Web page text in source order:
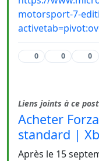
motorsport-7-
0 0 0
Liens joints à ce post
Acheter
standard |
Après le 15